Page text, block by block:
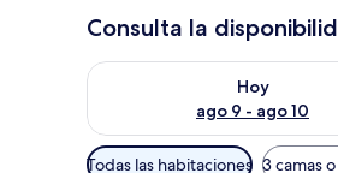
Consulta la
Hoy
ago 9 - ago 10
Consulta la disponibilidad
Filtros
Todas las habitaciones 3 camas